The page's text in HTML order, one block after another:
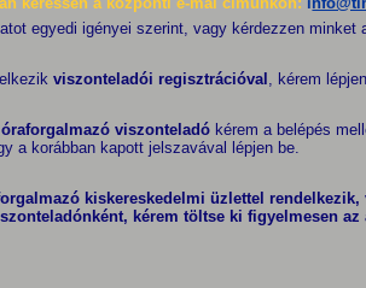
egyedi igényei szerint, vagy kérdezzen
viszonteladói regisztrációval , kérem
viszonteladó kérem a belépés
a korábban kapott jelszavával lépjen be.
kiskereskedelmi üzlettel
kérem töltse ki figyelmesen